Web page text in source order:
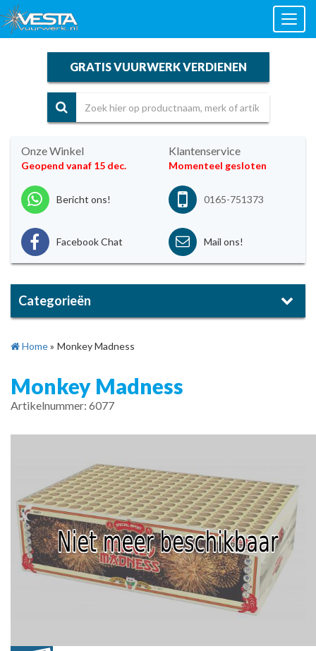
GRATIS VUURWERK VERDIENEN
Onze Winkel
Geopend vanaf 15 dec.
Klantenservice
Momenteel gesloten
Bericht ons! 0165-751373
Facebook Chat Mail ons!
Categorieën
Home» Monkey Madness
Monkey Madness
Artikelnummer: 6077